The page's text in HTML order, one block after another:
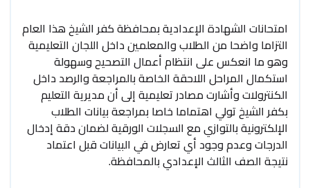
امتحانات الشهادة الإعدادية بمحافظة كفر الشيخ هذا العام
التزاما واضحا من الطلاب والمعلمين داخل اللجان التعليمية
وهو ما انعكس على انتظام أعمال التصحيح وسهولة
استكمال المراحل اللاحقة الخاصة بالمراجعة والرصد داخل
الكنترولات وأشارت مصادر تعليمية إلى أن مديرية التعليم
بكفر الشيخ تولي اهتماما خاصا بمراجعة بيانات الطلاب
الإلكترونية بالتوازي مع السجلات الورقية لضمان دقة إدخال
الدرجات وعدم وجود أي تعارض في البيانات قبل اعتماد
نتيجة الصف الثالث الإعدادي بالمحافظة.